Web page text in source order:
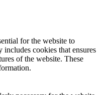
for the website to
cookies that ensures
of the website. These